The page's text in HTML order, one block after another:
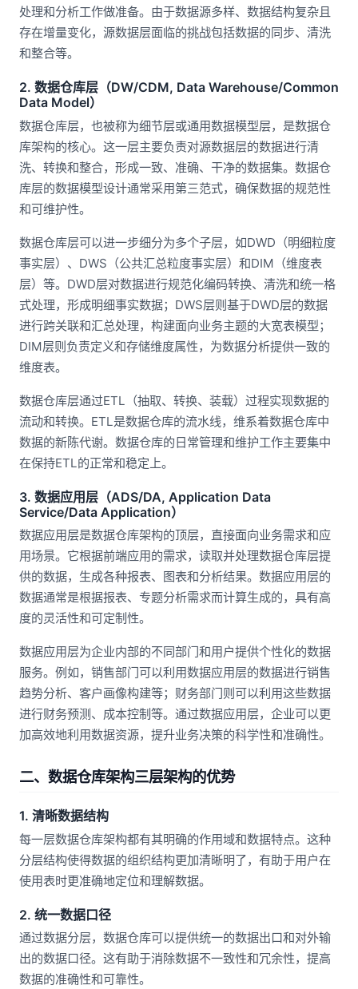
处理和分析工作做准备。由于数据源多样、数据结构复杂且
存在增量变化，源数据层面临的挑战包括数据的同步、清洗
和整合等。
2. 数据仓库层（DW/CDM, Data Warehouse/Common
Data Model）
数据仓库层，也被称为细节层或通用数据模型层，是数据仓
库架构的核心。这一层主要负责对源数据层的数据进行清
洗、转换和整合，形成一致、准确、干净的数据集。数据仓
库层的数据模型设计通常采用第三范式，确保数据的规范性
和可维护性。
数据仓库层可以进一步细分为多个子层，如DWD（明细粒度
事实层）、DWS（公共汇总粒度事实层）和DIM（维度表
层）等。DWD层对数据进行规范化编码转换、清洗和统一格
式处理，形成明细事实数据；DWS层则基于DWD层的数据
进行跨关联和汇总处理，构建面向业务主题的大宽表模型；
DIM层则负责定义和存储维度属性，为数据分析提供一致的
维度表。
数据仓库层通过ETL（抽取、转换、装载）过程实现数据的
流动和转换。ETL是数据仓库的流水线，维系着数据仓库中
数据的新陈代谢。数据仓库的日常管理和维护工作主要集中
在保持ETL的正常和稳定上。
3. 数据应用层（ADS/DA, Application Data
Service/Data Application）
数据应用层是数据仓库架构的顶层，直接面向业务需求和应
用场景。它根据前端应用的需求，读取并处理数据仓库层提
供的数据，生成各种报表、图表和分析结果。数据应用层的
数据通常是根据报表、专题分析需求而计算生成的，具有高
度的灵活性和可定制性。
数据应用层为企业内部的不同部门和用户提供个性化的数据
服务。例如，销售部门可以利用数据应用层的数据进行销售
趋势分析、客户画像构建等；财务部门则可以利用这些数据
进行财务预测、成本控制等。通过数据应用层，企业可以更
加高效地利用数据资源，提升业务决策的科学性和准确性。
二、数据仓库架构三层架构的优势
1. 清晰数据结构
每一层数据仓库架构都有其明确的作用域和数据特点。这种
分层结构使得数据的组织结构更加清晰明了，有助于用户在
使用表时更准确地定位和理解数据。
2. 统一数据口径
通过数据分层，数据仓库可以提供统一的数据出口和对外输
出的数据口径。这有助于消除数据不一致性和冗余性，提高
数据的准确性和可靠性。